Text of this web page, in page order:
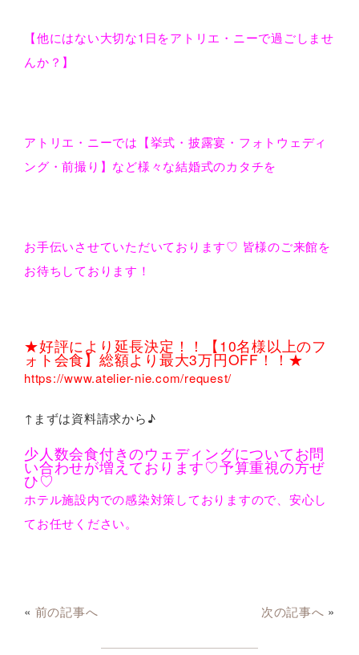
【他にはない大切な1日をアトリエ・ニーで過ごしませ
んか？】
アトリエ・ニーでは【挙式・披露宴・フォトウェディ
ング・前撮り】など様々な結婚式のカタチを
お手伝いさせていただいております♡ 皆様のご来館を
お待ちしております！
★好評により延長決定！！【10名様以上のフ
ォト会食】総額より最大3万円OFF！！★
https://www.atelier-nie.com/request/
↑まずは資料請求から♪
少人数会食付きのウェディングについてお問
い合わせが増えております♡予算重視の方ぜ
ひ♡
ホテル施設内での感染対策しておりますので、安心し
てお任せください。
« 前の記事へ 次の記事へ »